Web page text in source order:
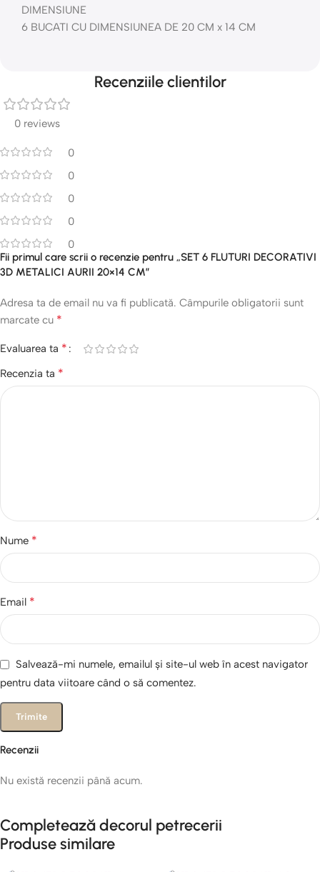
DIMENSIUNE
6 BUCATI CU DIMENSIUNEA DE 20 CM x 14 CM
Recenziile clientilor
0 reviews
0
0
0
0
0
Recenzii
Nu există recenzii până acum.
Fii primul care scrii o recenzie pentru „SET 6 FLUTURI DECORATIVI
3D METALICI AURII 20×14 CM”
Adresa ta de email nu va fi publicată. Câmpurile obligatorii sunt
marcate cu *
Evaluarea ta *
Recenzia ta *
Nume *
Email *
Salvează-mi numele, emailul și site-ul web în acest navigator
pentru data viitoare când o să comentez.
Completează decorul petrecerii
Produse similare